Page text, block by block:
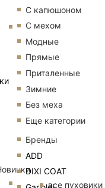
С капюшоном
С мехом
Модные
Прямые
Приталенные
Зимние
Без меха
Еще категории
Бренды
ADD
DIXI COAT
все пуховики